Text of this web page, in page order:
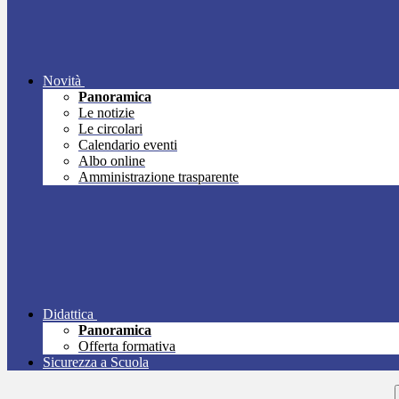
Novità
Panoramica
Le notizie
Le circolari
Calendario eventi
Albo online
Amministrazione trasparente
Didattica
Panoramica
Offerta formativa
Sicurezza a Scuola